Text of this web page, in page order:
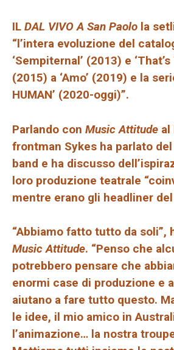
IL DAL VIVO A San Paolo la
“l’intera evoluzione del
‘Sempiternal’ (2013) e
(2015) a ‘Amo’ (2019) e la
HUMAN’ (2020-oggi)”.
Parlando con Music Attitude al
frontman Sykes ha parlato
band e ha discusso
loro produzione teatrale
mentre erano gli headliner
“Abbiamo fatto tutto da soli”,
Music Attitude. “Penso che
potrebbero pensare che
enormi case di produzione e
aiutano a fare tutto questo.
le idee, il mio amico in
l’animazione… la nostra